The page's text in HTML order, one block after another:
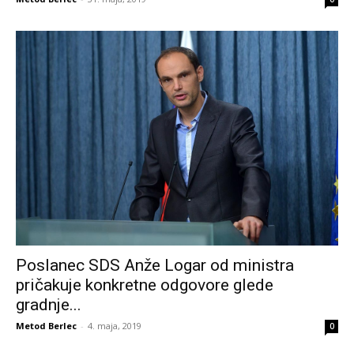
Poslanec SDS Anže Logar od ministra
pričakuje konkretne odgovore glede
gradnje...
Metod Berlec - 4. maja, 2019 0